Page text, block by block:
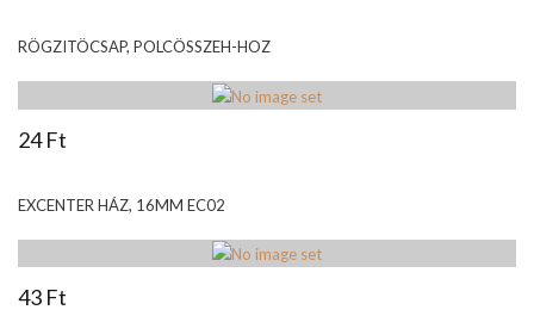
RÖGZITÖCSAP, POLCÖSSZEH-HOZ
24 Ft
EXCENTER HÁZ, 16MM EC02
43 Ft